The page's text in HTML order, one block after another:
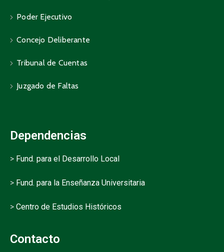
Poder Ejecutivo
Concejo Deliberante
Tribunal de Cuentas
Juzgado de Faltas
Dependencias
> Fund. para el Desarrollo Local
> Fund. para la Enseñanza Universitaria
> Centro de Estudios Históricos
Contacto